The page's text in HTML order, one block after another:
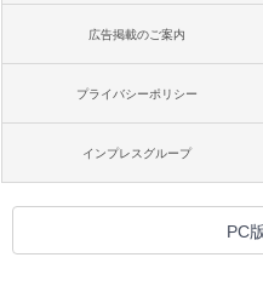
広告掲載のご案内
プライバシーポリシー
インプレスグループ
PC